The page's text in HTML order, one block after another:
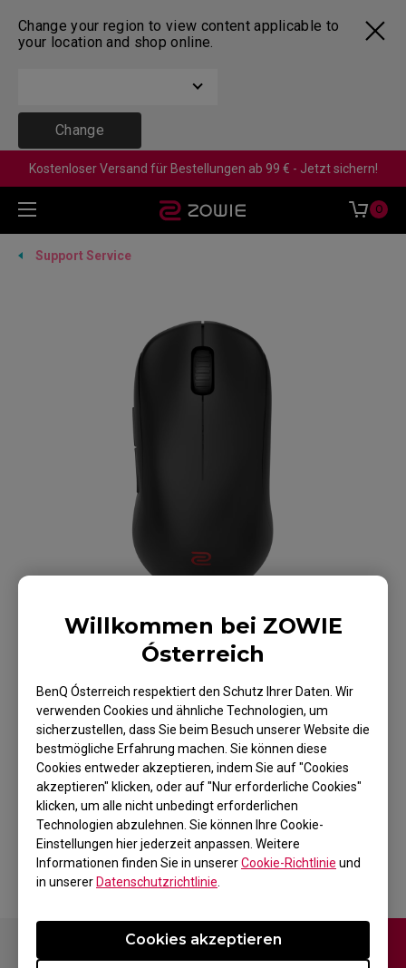
Change your region to view content applicable to
your location and shop online.
Change
Willkommen bei ZOWIE
Ósterreich
BenQ Ósterreich respektiert den Schutz Ihrer Daten. Wir
verwenden Cookies und ähnliche Technologien, um
sicherzustellen, dass Sie beim Besuch unserer Website die
bestmögliche Erfahrung machen. Sie können diese
Cookies entweder akzeptieren, indem Sie auf "Cookies
akzeptieren" klicken, oder auf "Nur erforderliche Cookies"
klicken, um alle nicht unbedingt erforderlichen
Technologien abzulehnen. Sie können Ihre Cookie-
Einstellungen hier jederzeit anpassen. Weitere
Informationen finden Sie in unsererCookie-Richtlinie und
in unsererDatenschutzrichtlinie
Cookies akzeptieren
Kostenloser Versand für Bestellungen ab 99 € - Jetzt sichern!
0
Support Service
ZOWIE U2-DW 4K
kabellose Gaming
Maus für eSport
Zurück zum Produkt
Kontaktiere uns